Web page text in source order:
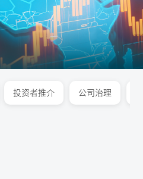
投资者推介 公司治理